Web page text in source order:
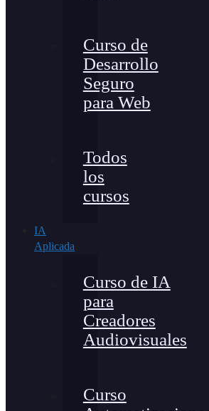
Curso de
Desarrollo
Seguro
para Web
Todos
los
cursos
IA
Aplicada
Curso de IA
para
Creadores
Audiovisuales
Curso